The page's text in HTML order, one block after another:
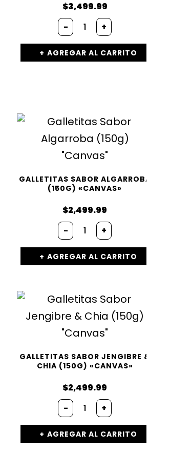
$3,499.99
-
+
AGREGAR AL CARRITO
GALLETITAS SABOR ALGARROBA
(150G) «CANVAS»
$2,499.99
-
+
AGREGAR AL CARRITO
GALLETITAS SABOR JENGIBRE &
CHIA (150G) «CANVAS»
$2,499.99
-
+
AGREGAR AL CARRITO